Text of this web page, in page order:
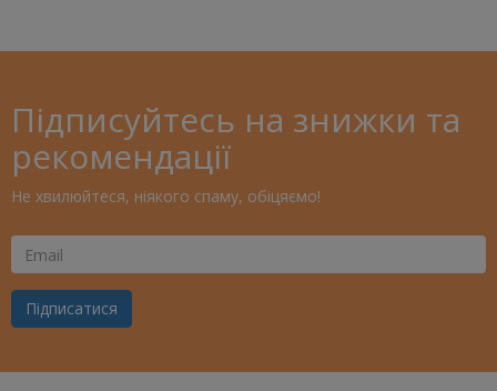
Підписуйтесь на знижки та
рекомендації
Не хвилюйтеся, ніякого спаму, обіцяємо!
Ваш
Email
Підписатися